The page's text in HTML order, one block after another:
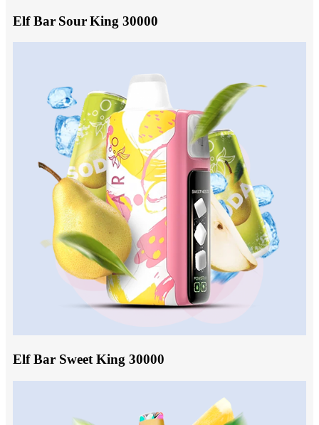
Elf Bar Sour King 30000
Elf Bar Sweet King 30000